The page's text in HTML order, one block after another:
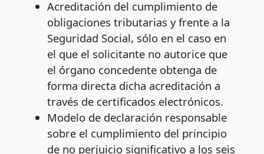
Acreditación del cumplimiento de
obligaciones tributarias y frente a la
Seguridad Social, sólo en el caso en
el que el solicitante no autorice que
el órgano concedente obtenga de
forma directa dicha acreditación a
través de certificados electrónicos.
Modelo de declaración responsable
sobre el cumplimiento del principio
de no perjuicio significativo a los seis